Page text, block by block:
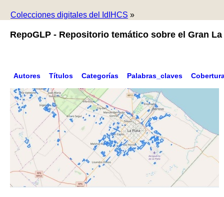
Colecciones digitales del IdIHCS »
RepoGLP - Repositorio temático sobre el Gran La
Autores Títulos Categorías Palabras_claves